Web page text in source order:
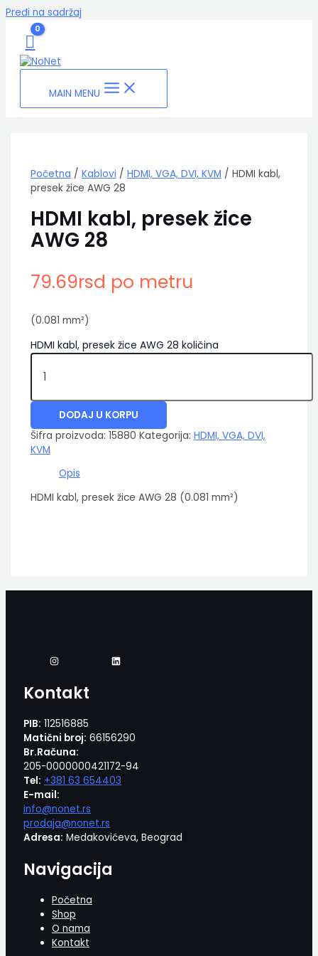
Pređi na sadržaj
MAIN MENU
Početna / Kablovi / HDMI, VGA, DVI, KVM / HDMI kabl,
presek žice AWG 28
HDMI kabl, presek žice
AWG 28
79.69rsd po metru
(0.081 mm²)
HDMI kabl, presek žice AWG 28 količina
DODAJ U KORPU
Šifra proizvoda: 15880 Kategorija: HDMI, VGA, DVI,
KVM
Opis
HDMI kabl, presek žice AWG 28 (0.081 mm²)
Kontakt
PIB: 112516885
Matični broj: 66156290
Br.Računa:
205-0000000421172-94
Tel: +381 63 654403
E-mail:
info@nonet.rs
prodaja@nonet.rs
Adresa: Medakovićeva, Beograd
Navigacija
Početna
Shop
O nama
Kontakt